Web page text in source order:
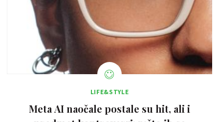
LIFE&STYLE
Meta AI naočale postale su hit, ali i